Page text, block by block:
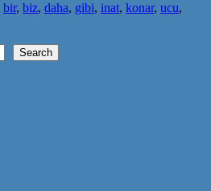
bir, biz, daha, gibi, inat, konar, ucu,
Search